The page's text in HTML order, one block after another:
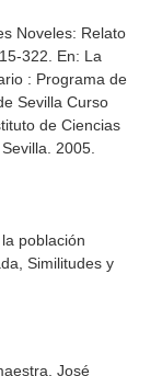
Noveles: Relato
322. En: La
: Programa de
Sevilla Curso
de Ciencias
2005.
población
Similitudes y
José